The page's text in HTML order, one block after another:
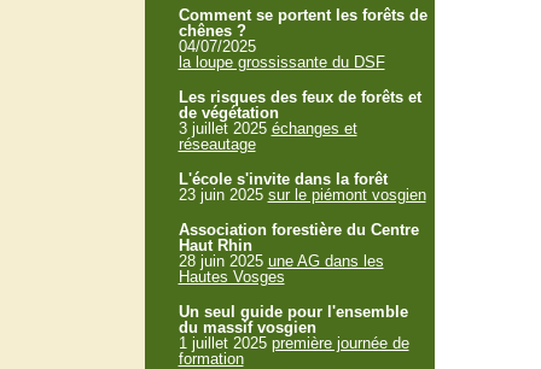
Comment se portent les forêts de
chênes ?
04/07/2025
la loupe grossissante du DSF
Les risques des feux de forêts et
de végétation
3 juillet 2025 échanges et
réseautage
L'école s'invite dans la forêt
23 juin 2025 sur le piémont vosgien
Association forestière du Centre
Haut Rhin
28 juin 2025 une AG dans les
Hautes Vosges
Un seul guide pour l'ensemble
du massif vosgien
1 juillet 2025 première journée de
formation